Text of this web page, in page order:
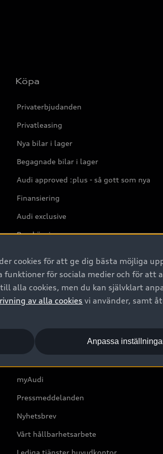
Köpa
Privaterbjudanden
Privatleasing
Nya bilar i lager
Begagnade bilar i lager
Audi approved :plus - så gott som nya
Finansiering
Audi exclusive
Provkörning
Om Audi Sverige
Boka Service online
myAudi
Pressmeddelanden
Nyhetsbrev
Vårt hållbarhetsarbete
Lediga tjänster huvudkontor
cookies för att ge dig bästa möjliga
för sociala medier och för att
alla cookies, men du kan självklart
av alla cookies vi använder, samt
Anpassa